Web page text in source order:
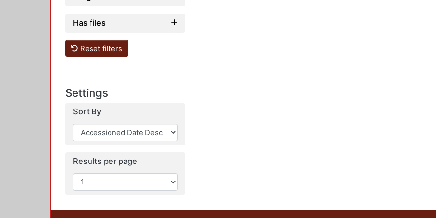
Has files
Reset filters
Settings
Sort By
Results per page